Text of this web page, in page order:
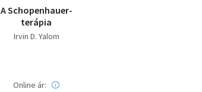
A Schopenhauer-
terápia
Irvin D. Yalom
Online ár: